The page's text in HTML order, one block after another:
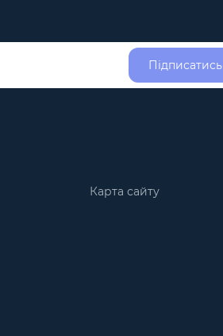
Підписатись
Карта сайту